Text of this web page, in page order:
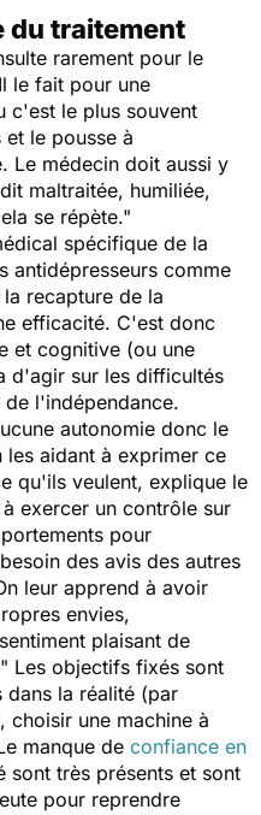
du traitement
rarement pour le
le fait pour une
c'est le plus souvent
le pousse à
Le médecin doit aussi y
maltraitée, humiliée,
se répète."
spécifique de la
antidépresseurs comme
recapture de la
efficacité. C'est donc
et cognitive (ou une
d'agir sur les difficultés
l'indépendance.
autonomie donc le
aidant à exprimer ce
qu'ils veulent, explique le
exercer un contrôle sur
pour
des avis des autres
leur apprend à avoir
envies,
plaisant de
Les objectifs fixés sont
dans la réalité (par
choisir une machine à
manque de confiance en
sont très présents et sont
pour reprendre